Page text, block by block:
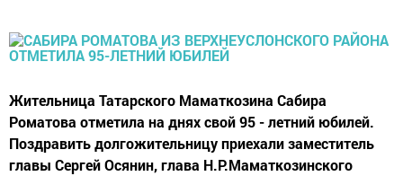
Жительница Татарского Маматкозина Сабира
Роматова отметила на днях свой 95 - летний юбилей.
Поздравить долгожительницу приехали заместитель
главы Сергей Осянин, глава Н.Р.Маматкозинского